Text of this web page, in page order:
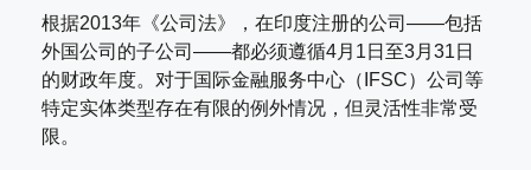
根据2013年《公司法》，在印度注册的公司——包括
外国公司的子公司——都必须遵循4月1日至3月31日
的财政年度。对于国际金融服务中心（IFSC）公司等
特定实体类型存在有限的例外情况，但灵活性非常受
限。